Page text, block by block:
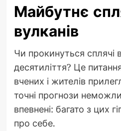
Майбутнє
вулканів
Чи прокинуться сплячі
десятиліття? Це
вчених і жителів
точні прогнози
впевнені: багато з цих
про себе.